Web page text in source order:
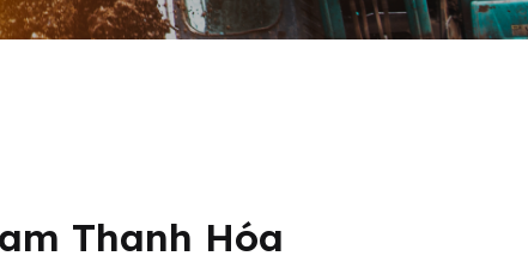
Thanh Hóa